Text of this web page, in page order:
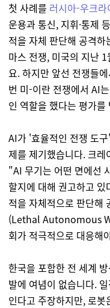
첫 사례를 러시아-우크라
운용과 통신, 지휘·통제
적을 자체 판단해 공격
마스 전쟁, 미국의 지난
요. 하지만 앞선 전쟁들
번 미-이란 전쟁에서 AI
인 역할을 했다는 평가를
AI가 '효율적인 전쟁 도
제를 제기했습니다. 크
"AI 무기는 어떤 면에선
할지에 대해 권고하고
적을 자체적으로 판단해
(Lethal Autonomous
회가 적극적으로 대응해
한국을 포함한 전 세계
발에 여념이 없습니다.
인다고 주장하지만, 로